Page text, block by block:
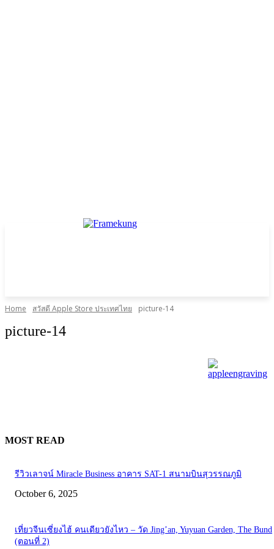
Home สวัสดี Apple Store ประเทศไทย picture-14
picture-14
MOST READ
รีวิวเลาจน์ Miracle Business อาคาร SAT-1 สนามบินสุวรรณภูมิ
October 6, 2025
เที่ยวจีนเซี่ยงไฮ้ คนเดียวยังไหว – วัด Jing’an, Yuyuan Garden, The Bund
(ตอนที่ 2)